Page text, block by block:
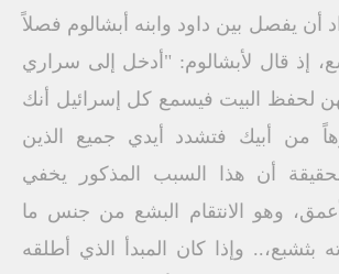
أن يفصل بين داود وابنه أبشالوم فصلاً
إذ قال لأبشالوم: "أدخل إلى سراري
لحفظ البيت فيسمع كل إسرائيل أنك
من أبيك فتشدد أيدي جميع الذين
أن هذا السبب المذكور يخفي
وهو الانتقام البشع من جنس ما
بثشبع،.. وإذا كان المبدأ الذي أطلقه